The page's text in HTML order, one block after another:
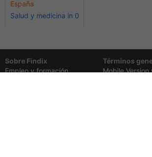
España
Salud y medicina in 0
Sobre Findix
Empleo y formación
Términos
Mobile